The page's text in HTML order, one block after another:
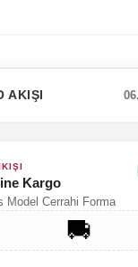
AKIŞI
Kargo
Model Cerrahi Forma
🚚